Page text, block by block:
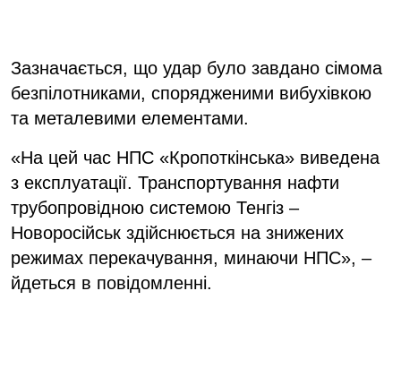
Зазначається, що удар було завдано сімома
безпілотниками, спорядженими вибухівкою
та металевими елементами.
«На цей час НПС «Кропоткінська» виведена
з експлуатації. Транспортування нафти
трубопровідною системою Тенгіз –
Новоросійськ здійснюється на знижених
режимах перекачування, минаючи НПС», –
йдеться в повідомленні.